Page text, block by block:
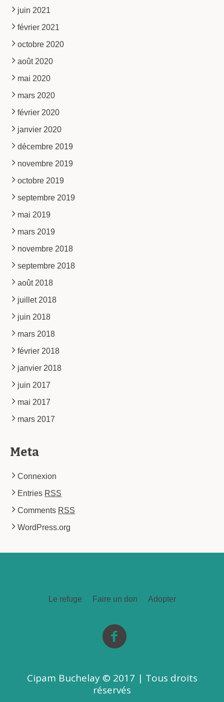
juin 2021
février 2021
octobre 2020
août 2020
mai 2020
mars 2020
février 2020
janvier 2020
décembre 2019
novembre 2019
octobre 2019
septembre 2019
mai 2019
mars 2019
novembre 2018
septembre 2018
août 2018
juillet 2018
juin 2018
mars 2018
février 2018
janvier 2018
juin 2017
mai 2017
mars 2017
Meta
Connexion
Entries RSS
Comments RSS
WordPress.org
Le refuge Faire un don Adopter
Cipam Buchelay © 2017 | Tous droits
réservés